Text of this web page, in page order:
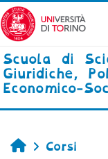
Vai al
Scuola di
Giuridiche,
Economico-
Home
Corsi